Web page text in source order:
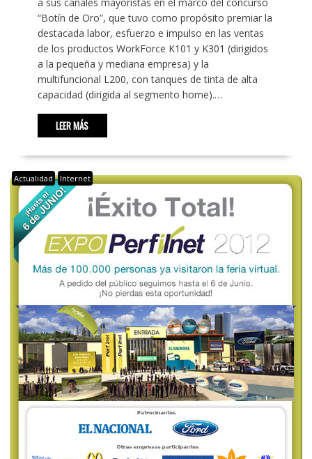
“Botín de Oro”, que tuvo como propósito premiar la
destacada labor, esfuerzo e impulso en las ventas
de los productos WorkForce K101 y K301 (dirigidos
a la pequeña y mediana empresa) y la
multifuncional L200, con tanques de tinta de alta
capacidad (dirigida al segmento home).…
LEER MÁS
Actualidad Internet